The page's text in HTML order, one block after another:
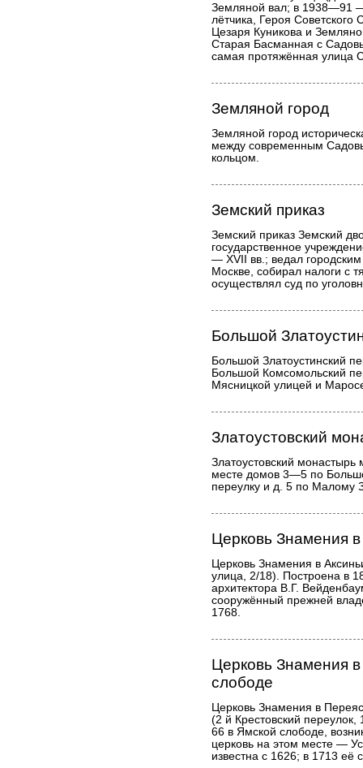
Земляной вал; в 1938—91
лётчика, Героя
Цезаря Куникова и
Старая Басманная с
самая протяжённая улица
Земляной город
Земляной город
между современным
кольцом.
Земский приказ
Земский приказ Земский
государственное
— XVII вв.; ведал
Москве, собирал налоги с
осуществлял суд по
Большой
Большой Златоустинский
Большой Комсомольский
Мясницкой улицей и
Златоустовский
Златоустовский
месте домов 3—5 по
переулку и д. 5 по Малому
Церковь Знамения
Церковь Знамения в
улица, 2/18). Построена в
архитектора В.Г.
сооружённый прежней
1768.
Церковь Знамения
слободе
Церковь Знамения в
(2 й Крестовский
66 в Ямской слободе,
церковь на этом месте —
известна с 1626; в 1713